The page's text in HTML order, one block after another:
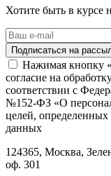
Хотите быть в курсе
Нажимая кнопку
согласие на
соответствии с
№152-ФЗ «О
целей,
данных
124365, Москва,
оф. 301